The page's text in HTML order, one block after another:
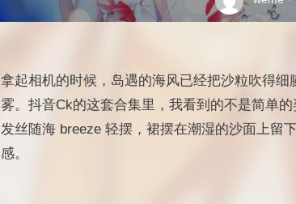
拿起相机的时候，岛遇的海风已经把沙粒吹得
雾。抖音Ck的这套合集里，我看到的不是简单
发丝随海 breeze 轻摆，裙摆在潮湿的沙面上留
感。